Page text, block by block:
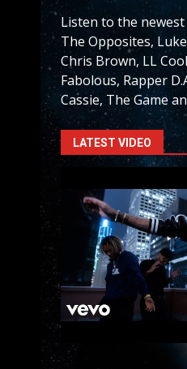
Listen to the
The Opposites,
Chris Brown, LL
Fabolous, Rapper
Cassie, The Game
LATEST VIDEO